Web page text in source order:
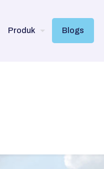
Produk Blogs